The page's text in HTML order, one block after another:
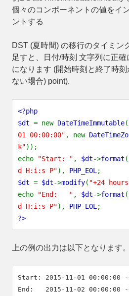
個々のコンポーネントの値をイ
ントする
DST (夏時間) の移行のタイミン
足すと、日付/時刻 文字列に正
になります (開始時刻と終了時
ない場合) point).
<?php
$dt = new DateTimeImmutable(
01 00:00:00" , new
k"));
echo
"Start: " , $dt->format (
d H:i:s P"), PHP_EOL ;
$dt = $dt->modify( "+24
echo
"End: " , $dt->format (
d H:i:s P"), PHP_EOL ;
?>
上の例の出力は以下となります。
Start: 2015-11-01 00:00:00 -